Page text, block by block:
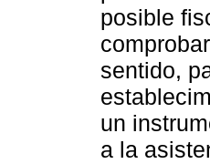
posible
sentido,
un
a la